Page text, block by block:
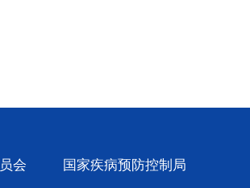
会 国家疾病预防控制局